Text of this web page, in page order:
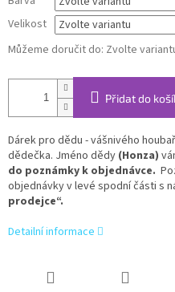
Velikost
Můžeme doručit do: Zvolte
Přidat do
Dárek pro dědu - vášnivého
dědečka. Jméno dědy (Honza)
do poznámky k objednávce.
objednávky v levé spodní části s
prodejce“.
Detailní informace